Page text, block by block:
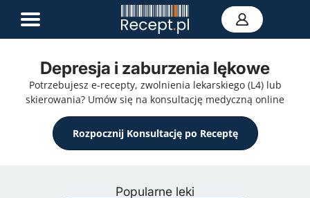
E-recepta
Zwolnienie L4
E-skierowanie
Teleporada
Portal zdrowia
Depresja i zaburzenia lękowe
Potrzebujesz e-recepty, zwolnienia lekarskiego (L4) lub
skierowania? Umów się na konsultację medyczną online
Rozpocznij Konsultację po Receptę
Popularne leki